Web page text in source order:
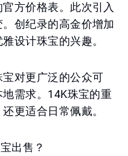
方价格表。此次引入
创纪录的高金价增加
设计珠宝的兴趣。
对更广泛的公众可
需求。14K珠宝的重
更适合日常佩戴。
出售？